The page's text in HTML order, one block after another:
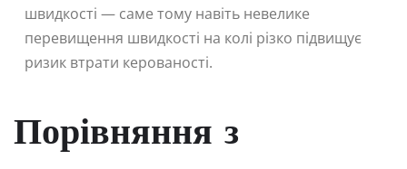
швидкості — саме тому навіть невелике
перевищення швидкості на колі різко підвищує
ризик втрати керованості.
Порівняння з